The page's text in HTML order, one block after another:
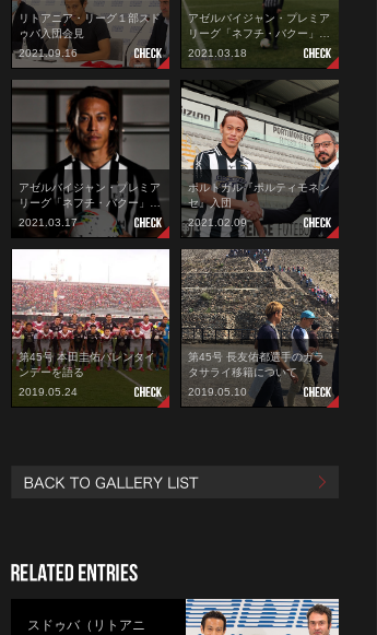
リトアニア・リーグ１部スド
ゥバ入団会見
2021.09.16
アゼルバイジャン・プレミア
リーグ「ネフチ・バクー」…
2021.03.18
アゼルバイジャン・プレミア
リーグ「ネフチ・バクー」…
2021.03.17
ポルトガル『ポルティモネン
セ』入団
2021.02.09
第45号 本田圭佑バレンタイ
ンデーを語る
2019.05.24
第45号 長友佑都選手のガラ
タサライ移籍について
2019.05.10
スドゥバ（リトアニ